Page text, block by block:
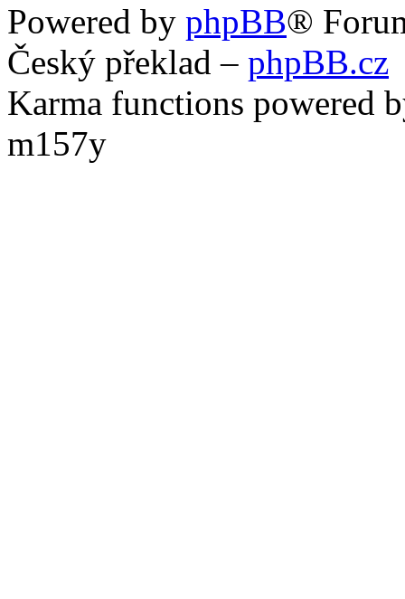
Powered by phpBB®
Český překlad – phpBB.cz
Karma functions powered
m157y